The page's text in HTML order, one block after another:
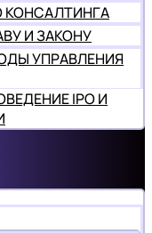
КОНСАЛТИНГА
И ЗАКОНУ
УПРАВЛЕНИЯ
IPO И